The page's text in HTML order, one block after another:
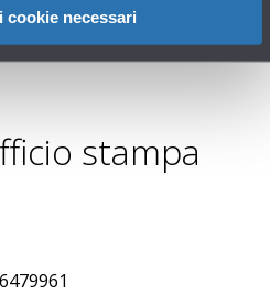
cookie necessari
stampa